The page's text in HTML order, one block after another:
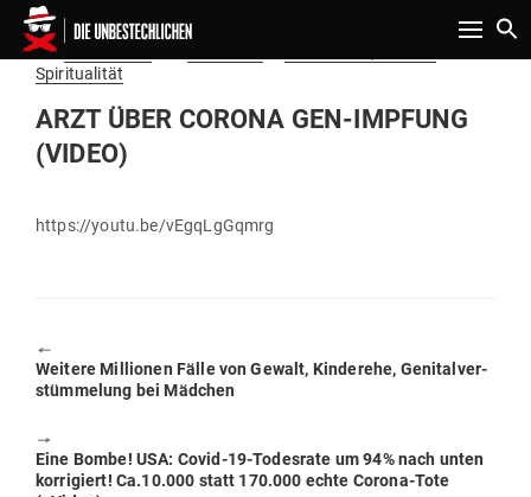
Toggle
Am
am
Spiritualität
ARZT ÜBER CORONA GEN-IMPFUNG
(VIDEO)
https://youtu.be/vEgqLgGqmrg
🠔
Previous
post:
Weitere Mil­lionen Fälle von Gewalt, Kin­derehe, Geni­tal­ver­
stüm­melung bei Mädchen
🠖
Next
post:
Eine Bombe! USA: Covid-19-Todesrate um 94% nach unten
kor­ri­giert! Ca.10.000 statt 170.000 echte Corona-Tote